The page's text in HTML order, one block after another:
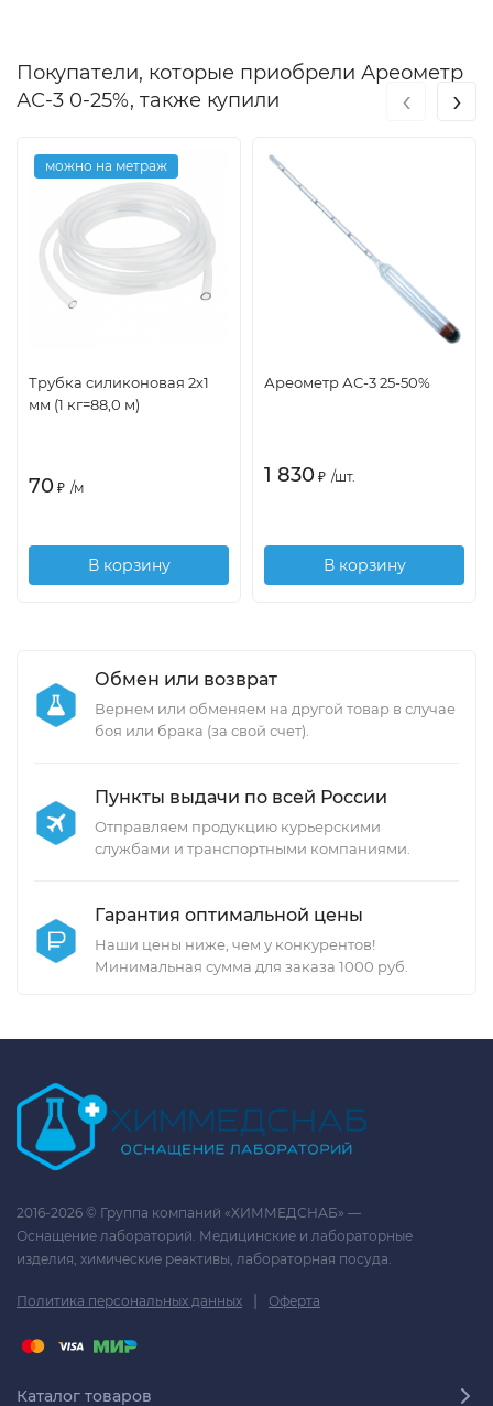
Покупатели, которые приобрели Ареометр
АС-3 0-25%, также купили
можно на метраж
Трубка силиконовая 2х1
мм (1 кг=88,0 м)
70 ₽ /м
В корзину
Ареометр АС-3 25-50%
1 830 ₽ /шт.
В корзину
‹ ›
Обмен или возврат
Вернем или обменяем на другой товар в случае
боя или брака (за свой счет).
Пункты выдачи по всей России
Отправляем продукцию курьерскими
службами и транспортными компаниями.
Гарантия оптимальной цены
Наши цены ниже, чем у конкурентов!
Минимальная сумма для заказа 1000 руб.
2016-2026 © Группа компаний «ХИММЕДСНАБ» —
Оснащение лабораторий. Медицинские и лабораторные
изделия, химические реактивы, лабораторная посуда.
Политика персональных данных | Оферта
Каталог товаров